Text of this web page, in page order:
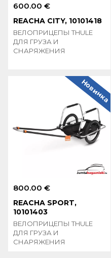
600.00 €
REACHA CITY, 10101418
ВЕЛОПРИЦЕПЫ THULE
ДЛЯ ГРУЗА И
СНАРЯЖЕНИЯ
800.00 €
REACHA SPORT,
10101403
ВЕЛОПРИЦЕПЫ THULE
ДЛЯ ГРУЗА И
СНАРЯЖЕНИЯ
Новинка